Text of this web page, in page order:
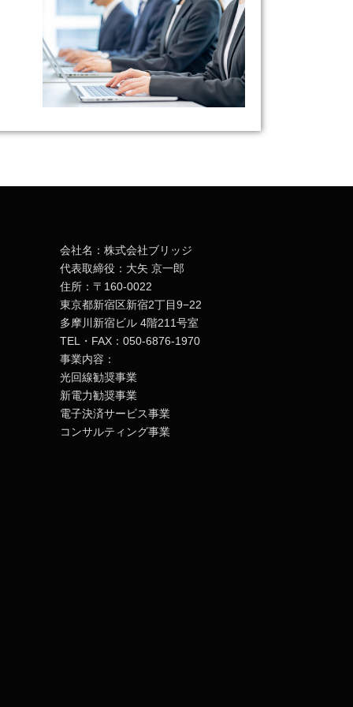
会社名：株式会社ブリッジ
代表取締役：大矢 京一郎
住所：〒160-0022
東京都新宿区新宿2丁目9−22
多摩川新宿ビル 4階211号室
TEL・FAX：050-6876-1970
事業内容：
光回線勧奨事業
新電力勧奨事業
電子決済サービス事業
コンサルティング事業